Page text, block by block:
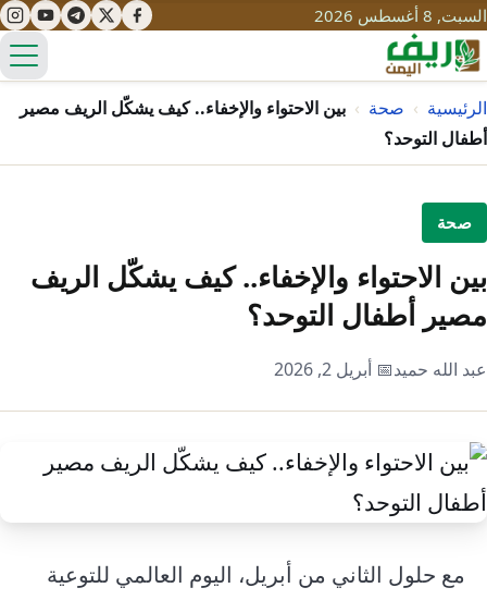
السبت, 8 أغسطس 2026
صحة
مياه
طرُق
تنمية
قصص نجاح
مبادرات
سياحة
تراث
ثقافة
إرشاد زراعي
نساء
قضايا
قصة
انفوجرافيك
الرئيسية › صحة › بين الاحتواء والإخفاء.. كيف يشكّل الريف مصير
أطفال التوحد؟
صحة
بين الاحتواء والإخفاء.. كيف يشكّل الريف
مصير أطفال التوحد؟
عبد الله حميد📅 أبريل 2, 2026
مع حلول الثاني من أبريل، اليوم العالمي للتوعية